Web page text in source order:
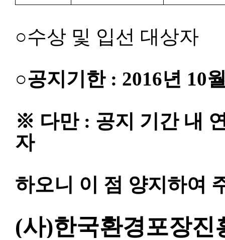
○수상 및 입선 대상자
○공지기한: 2016년 10
※ 다만: 공지 기간 내
자
하오니 이 점 양지하여
(사)한국환경포장진